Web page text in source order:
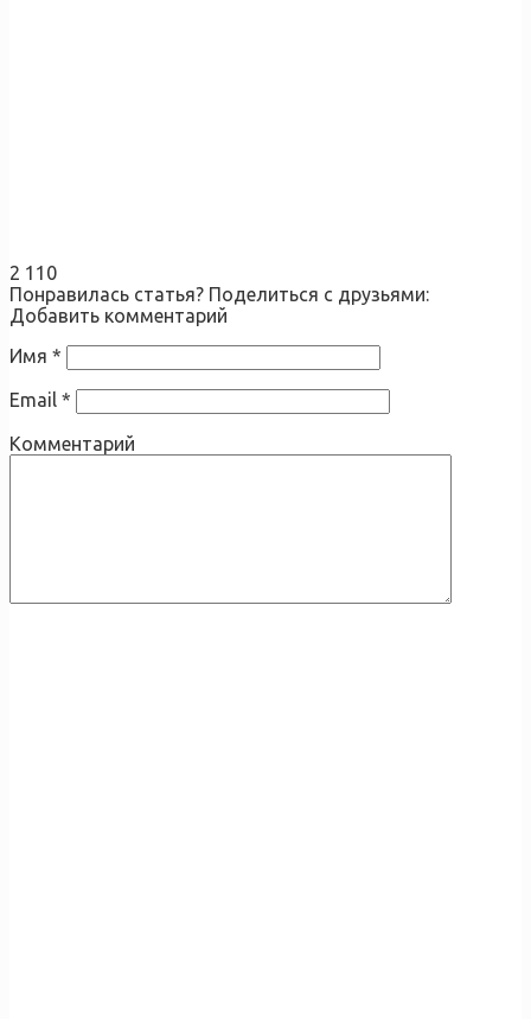
2 110
Понравилась статья? Поделиться с друзьями:
Добавить комментарий
Имя *
Email *
Комментарий